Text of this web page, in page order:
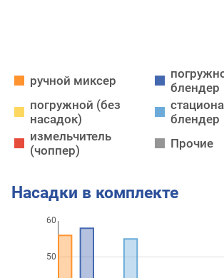
ручной миксер
блендер
погружной (без
насадок)
блендер
измельчитель
(чоппер)
Прочие
Насадки в комплекте